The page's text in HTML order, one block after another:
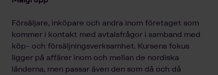
Försäljare, inköpare och andra inom företaget som
kommer i kontakt med avtalsfrågor i samband med
köp- och försäljningsverksamhet. Kursens fokus
ligger på affärer inom och mellan de nordiska
länderna, men passar även den som då och då